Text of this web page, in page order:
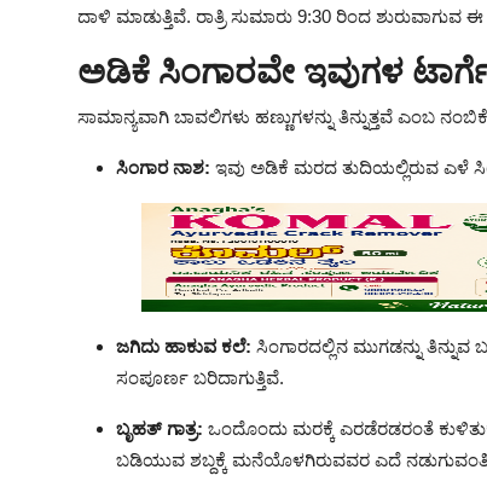
ದಾಳಿ ಮಾಡುತ್ತಿವೆ. ರಾತ್ರಿ ಸುಮಾರು 9:30 ರಿಂದ
ಅಡಿಕೆ ಸಿಂಗಾರವೇ ಇವುಗಳ
ಸಾಮಾನ್ಯವಾಗಿ ಬಾವಲಿಗಳು ಹಣ್ಣುಗಳನ್ನು ತಿನ್ನುತ್ತವೆ ಎಂಬ
ಸಿಂಗಾರ ನಾಶ: ಇವು ಅಡಿಕೆ ಮರದ ತುದಿಯಲ್ಲಿರುವ ಎಳೆ
ಜಗಿದು ಹಾಕುವ ಕಲೆ: ಸಿಂಗಾರದಲ್ಲಿನ ಮುಗಡನ್ನು
ಸಂಪೂರ್ಣ ಬರಿದಾಗುತ್ತಿವೆ.
ಬೃಹತ್ ಗಾತ್ರ: ಒಂದೊಂದು ಮರಕ್ಕೆ ಎರಡೆರಡರಂತೆ
ಬಡಿಯುವ ಶಬ್ದಕ್ಕೆ ಮನೆಯೊಳಗಿರುವವರ ಎದೆ